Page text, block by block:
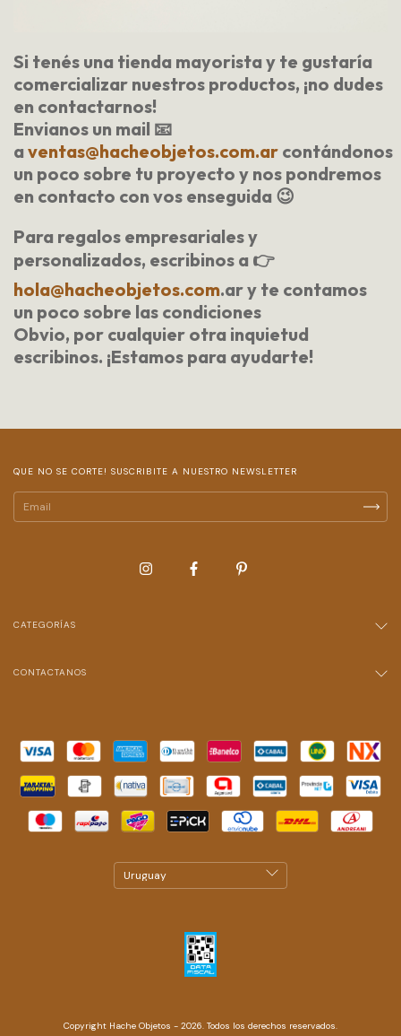
Si tenés una tienda mayorista y te gustaría
comercializar nuestros productos, ¡no dudes
en contactarnos!
Envianos un mail 📧
a ventas@hacheobjetos.com.ar contándonos
un poco sobre tu proyecto y nos pondremos
en contacto con vos enseguida 😉
Para regalos empresariales y
personalizados, escribinos a 👉
hola@hacheobjetos.com.ary te contamos
un poco sobre las condiciones
Obvio, por cualquier otra inquietud
escribinos. ¡Estamos para ayudarte!
QUE NO SE CORTE! SUSCRIBITE A NUESTRO NEWSLETTER
CATEGORÍAS
CONTACTANOS
Copyright Hache Objetos - 2026. Todos los derechos reservados.